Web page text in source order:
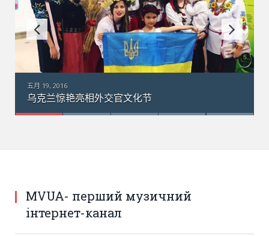
五月 19, 2016
乌克兰惊艳亮相外交官文化节
MVUA- перший музичний
інтернет-канал